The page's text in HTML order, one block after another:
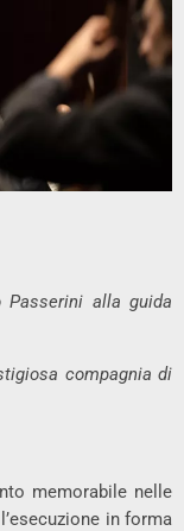
Passerini alla guida
compagnia di
memorabile nelle
in forma